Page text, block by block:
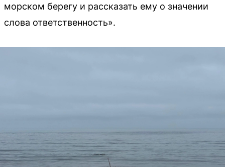
морском берегу и рассказать ему о значении
слова ответственность».